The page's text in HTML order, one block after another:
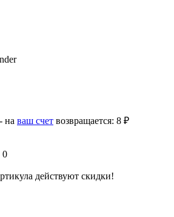
на ваш счет возвращается: 8 ₽
0
действуют скидки!